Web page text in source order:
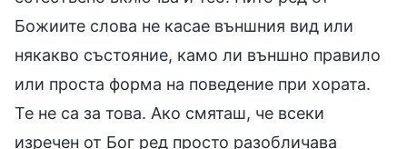
Божиите слова не касае външния вид или
някакво състояние, камо ли външно правило
или проста форма на поведение при хората.
Те не са за това. Ако смяташ, че всеки
изречен от Бог ред просто разобличава